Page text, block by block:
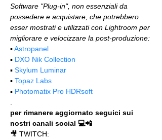
Software "Plug-in", non essenziali da
possedere e acquistare, che potrebbero
esser mostrati e utilizzati con Lightroom per
migliorare e velocizzare la post-produzione:
▪️ Astropanel
▪️ DXO Nik Collection
▪️ Skylum Luminar
▪️ Topaz Labs
▪️ Photomatix Pro HDRsoft
per rimanere aggiornato seguici sui
nostri canali social 💻📲
🎥 TWITCH: